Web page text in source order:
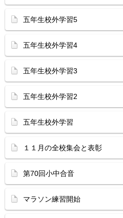
五年生校外学習5
五年生校外学習4
五年生校外学習3
五年生校外学習2
五年生校外学習
１１月の全校集会と表彰
第70回小中合音
マラソン練習開始